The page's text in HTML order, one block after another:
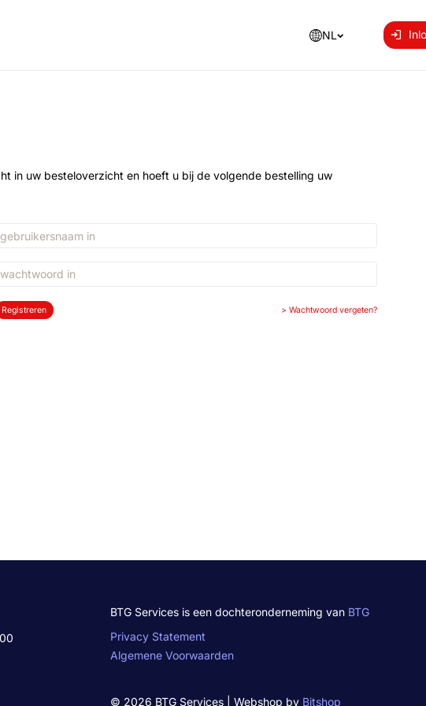
NL
in uw besteloverzicht en hoeft u bij de volgende bestelling uw
Registreren >Wachtwoord vergeten?
BTG Services is een dochteronderneming van BTG
Privacy Statement
Algemene Voorwaarden
© 2026 BTG Services | Webshop by Bitshop